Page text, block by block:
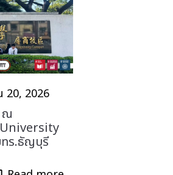
20, 2026
ณ
ทร.ธัญบุรี